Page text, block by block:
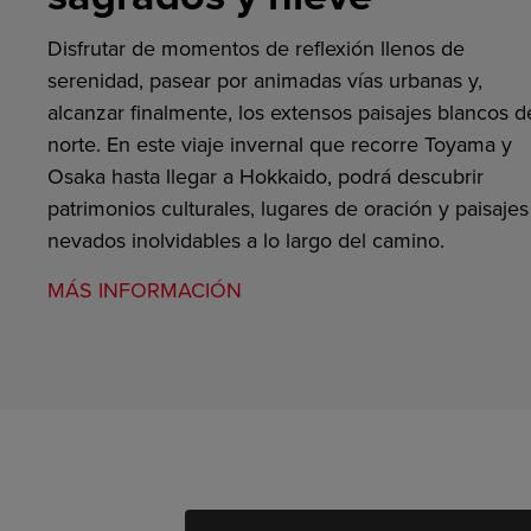
Disfrutar de momentos de reflexión llenos de
serenidad, pasear por animadas vías urbanas y,
alcanzar finalmente, los extensos paisajes blancos
norte. En este viaje invernal que recorre Toyama y
Osaka hasta llegar a Hokkaido, podrá descubrir
patrimonios culturales, lugares de oración y paisajes
nevados inolvidables a lo largo del camino.
MÁS INFORMACIÓN